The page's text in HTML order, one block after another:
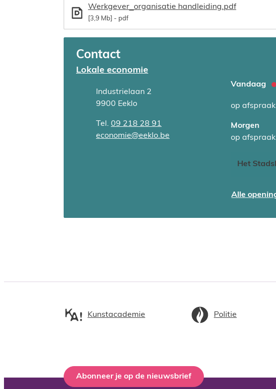
Werkgever_organisatie handleiding.pdf
3,9 Mb pdf
Contact
Lokale economie
Industrielaan 2
,9900 Eeklo
09 218 28 91
E-maileconomie@eeklo.be
Vandaag
op afspraak
Morgen
op afspraak
Het
Alle
Kunstacademie Politie
Abonneer je op de nieuwsbrief